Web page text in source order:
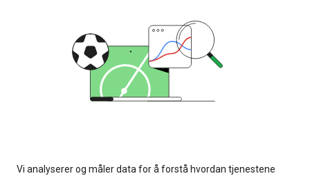
Vi analyserer og måler data for å forstå hvordan tjenestene